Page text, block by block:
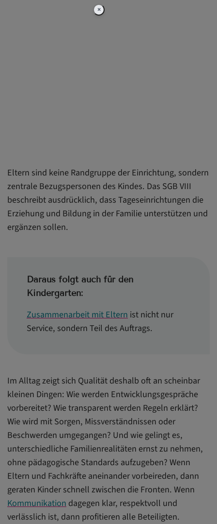
Eltern sind keine Randgruppe der Einrichtung, sondern
zentrale Bezugspersonen des Kindes. Das SGB VIII
beschreibt ausdrücklich, dass Tageseinrichtungen die
Erziehung und Bildung in der Familie unterstützen und
ergänzen sollen.
Daraus folgt auch für den
Kindergarten:
Zusammenarbeit mit Elternist nicht nur
Service, sondern Teil des Auftrags.
Im Alltag zeigt sich Qualität deshalb oft an scheinbar
kleinen Dingen: Wie werden Entwicklungsgespräche
vorbereitet? Wie transparent werden Regeln erklärt?
Wie wird mit Sorgen, Missverständnissen oder
Beschwerden umgegangen? Und wie gelingt es,
unterschiedliche Familienrealitäten ernst zu nehmen,
ohne pädagogische Standards aufzugeben? Wenn
Eltern und Fachkräfte aneinander vorbeireden, dann
geraten Kinder schnell zwischen die Fronten. Wenn
Kommunikationdagegen klar, respektvoll und
verlässlich ist, dann profitieren alle Beteiligten.
×